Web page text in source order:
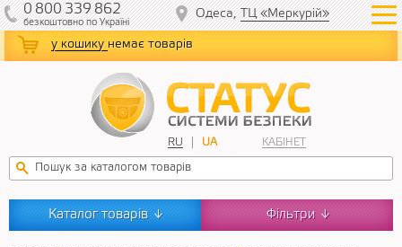
у кошику немає товарів
RU UA КАБІНЕТ
0 800 339 862
безкоштовнопо Україні
Одеса, ТЦ «Меркурій»
Каталог товарів ↓ Фільтри ↓